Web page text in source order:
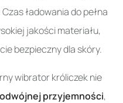
ładowania do pełna
jakości materiału,
bezpieczny dla skóry.
wibrator króliczek nie
przyjemności,